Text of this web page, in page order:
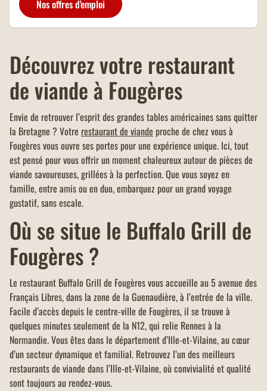
Nos offres d'emploi
Découvrez votre restaurant
de viande à Fougères
Envie de retrouver l’esprit des grandes tables américaines sans quitter
la Bretagne ? Votre restaurant de viande proche de chez vous à
Fougères vous ouvre ses portes pour une expérience unique. Ici, tout
est pensé pour vous offrir un moment chaleureux autour de pièces de
viande savoureuses, grillées à la perfection. Que vous soyez en
famille, entre amis ou en duo, embarquez pour un grand voyage
gustatif, sans escale.
Où se situe le Buffalo Grill de
Fougères ?
Le restaurant Buffalo Grill de Fougères vous accueille au 5 avenue des
Français Libres, dans la zone de la Guenaudière, à l’entrée de la ville.
Facile d’accès depuis le centre-ville de Fougères, il se trouve à
quelques minutes seulement de la N12, qui relie Rennes à la
Normandie. Vous êtes dans le département d’Ille-et-Vilaine, au cœur
d’un secteur dynamique et familial. Retrouvez l’un des meilleurs
restaurants de viande dans l’Ille-et-Vilaine, où convivialité et qualité
sont toujours au rendez-vous.